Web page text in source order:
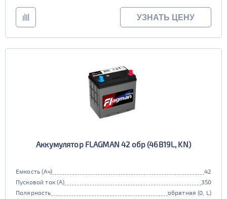
УЗНАТЬ ЦЕНУ
Аккумулятор FLAGMAN 42 обр (46B19L, KN)
Емкость (Ач)
42
Пусковой ток (А)
350
Полярность
обратная (0, L)